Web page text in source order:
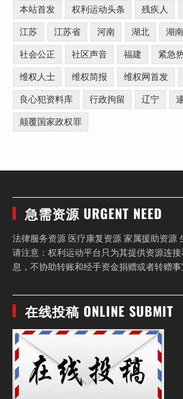
本站首发 权利运动头条 残疾人
江苏 江苏省 河南 湖北 湖南
社会公正 社区声音 福建 紧急
维权人士 维权简报 维权网首发
良心犯资料库 行政拘留 辽宁
颠覆国家政权罪
急需资源 URGENT NEED
法律服务资源 医疗康复资源 家属援助资源
请注意：权利运动平台只为其提供资源连
息，不协助转账和经手资金捐赠或者转赠事
在线投稿 ONLINE SUBMIT